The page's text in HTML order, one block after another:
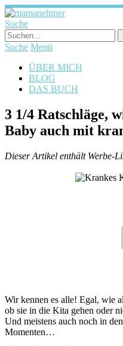
Suche
Suche Menü
ÜBER MICH
BLOG
DAS BUCH
3 1/4 Ratschläge,
Baby auch mit
Dieser Artikel enthält Werbe-
Wir kennen es alle! Egal, wie
ob sie in die Kita gehen oder
Und meistens auch noch in
Momenten…